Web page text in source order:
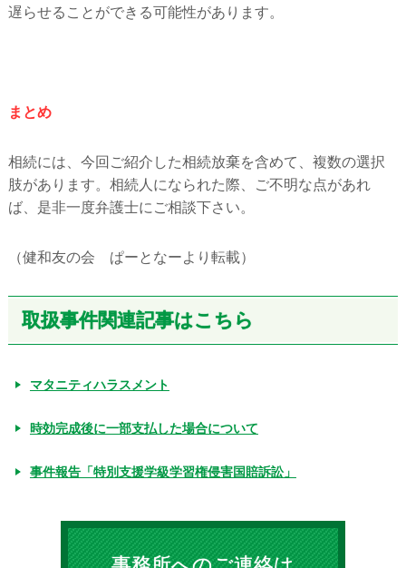
遅らせることができる可能性があります。
まとめ
相続には、今回ご紹介した相続放棄を含めて、複数の選択
肢があります。相続人になられた際、ご不明な点があれ
ば、是非一度弁護士にご相談下さい。
（健和友の会 ぱーとなーより転載）
取扱事件関連記事はこちら
マタニティハラスメント
時効完成後に一部支払した場合について
事件報告「特別支援学級学習権侵害国賠訴訟」